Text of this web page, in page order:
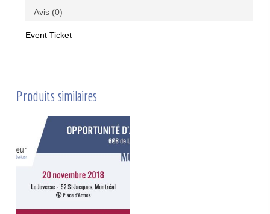
Avis (0)
Event Ticket
Produits similaires